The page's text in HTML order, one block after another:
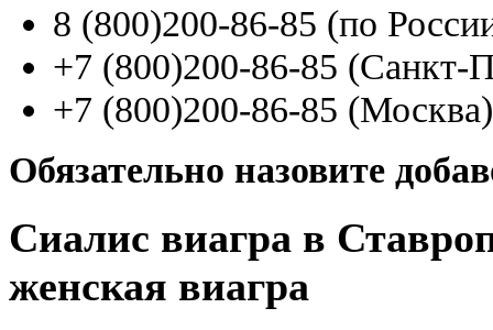
8 (800)200-86-85 (по
+7 (800)200-86-85 (Санкт-
+7 (800)200-86-85 (Москва)
Обязательно назовите
Сиалис виагра в
женская виагра